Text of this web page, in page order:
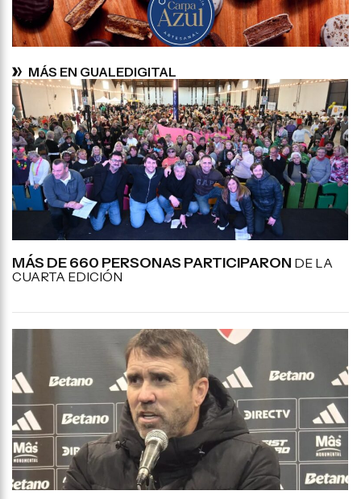
MÁS EN GUALEDIGITAL
MÁS DE 660 PERSONAS PARTICIPARON DE LA
CUARTA EDICIÓN